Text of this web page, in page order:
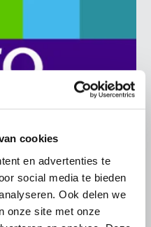
cookies
en advertenties te
social media te bieden
Ook delen we
onze site met onze